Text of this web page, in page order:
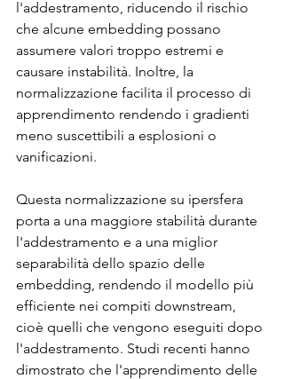
l'addestramento, riducendo il rischio
che alcune embedding possano
assumere valori troppo estremi e
causare instabilità. Inoltre, la
normalizzazione facilita il processo di
apprendimento rendendo i gradienti
meno suscettibili a esplosioni o
vanificazioni.
Questa normalizzazione su ipersfera
porta a una maggiore stabilità durante
l'addestramento e a una miglior
separabilità dello spazio delle
embedding, rendendo il modello più
efficiente nei compiti downstream,
cioè quelli che vengono eseguiti dopo
l'addestramento. Studi recenti hanno
dimostrato che l'apprendimento delle